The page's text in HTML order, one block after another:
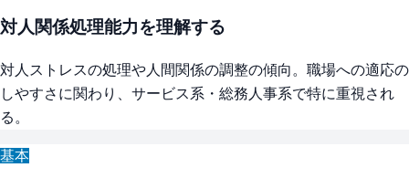
対人関係処理能力を理解する
対人ストレスの処理や人間関係の調整の傾向。職場への適応の
しやすさに関わり、サービス系・総務人事系で特に重視され
る。
基本